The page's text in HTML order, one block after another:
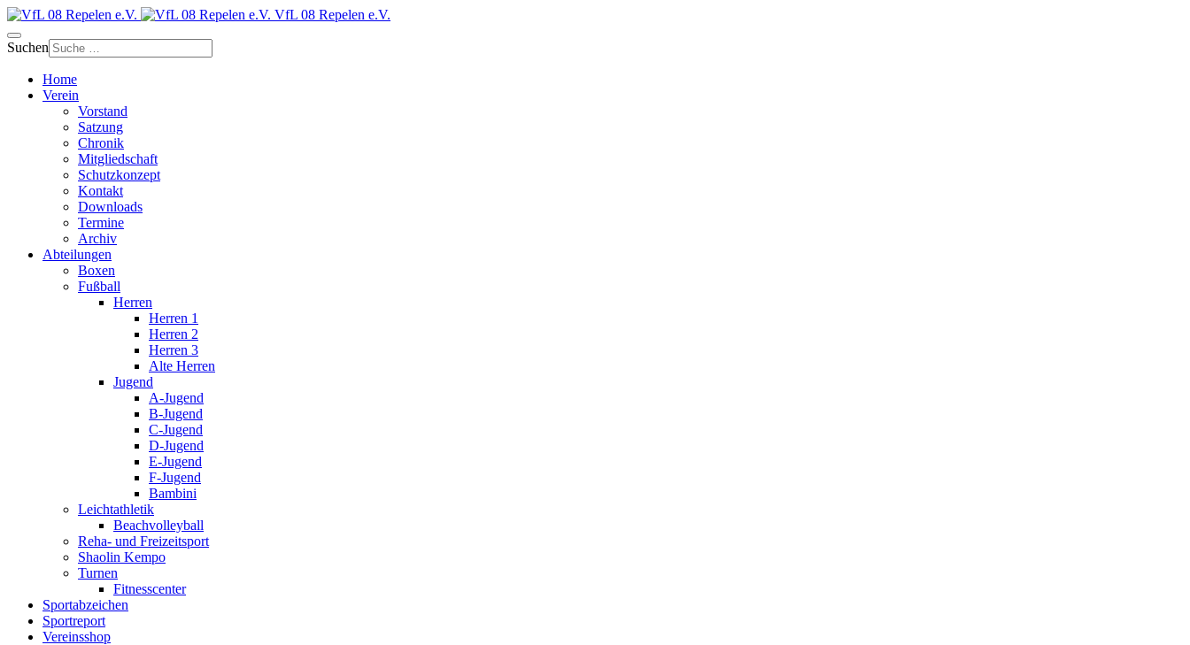
VfL 08 Repelen e.V.
Suchen
Home
Verein
Vorstand
Satzung
Chronik
Mitgliedschaft
Schutzkonzept
Kontakt
Downloads
Termine
Archiv
Abteilungen
Boxen
Fußball
Herren
Herren 1
Herren 2
Herren 3
Alte Herren
Jugend
A-Jugend
B-Jugend
C-Jugend
D-Jugend
E-Jugend
F-Jugend
Bambini
Leichtathletik
Beachvolleyball
Reha- und Freizeitsport
Shaolin Kempo
Turnen
Fitnesscenter
Sportabzeichen
Sportreport
Vereinsshop